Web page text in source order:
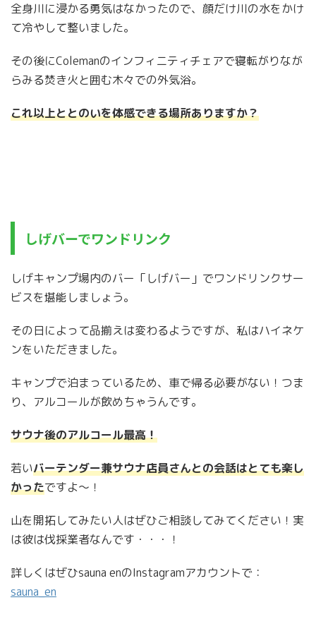
全身川に浸かる勇気はなかったので、顔だけ川の水をかけ
て冷やして整いました。
その後にColemanのインフィニティチェアで寝転がりなが
らみる焚き火と囲む木々での外気浴。
これ以上ととのいを体感できる場所ありますか？
しげバーでワンドリンク
しげキャンプ場内のバー「しげバー」でワンドリンクサー
ビスを堪能しましょう。
その日によって品揃えは変わるようですが、私はハイネケ
ンをいただきました。
キャンプで泊まっているため、車で帰る必要がない！つま
り、アルコールが飲めちゃうんです。
サウナ後のアルコール最高！
若いバーテンダー兼サウナ店員さんとの会話はとても楽し
かったですよ〜！
山を開拓してみたい人はぜひご相談してみてください！実
は彼は伐採業者なんです・・・！
詳しくはぜひsauna enのInstagramアカウントで：
sauna_en